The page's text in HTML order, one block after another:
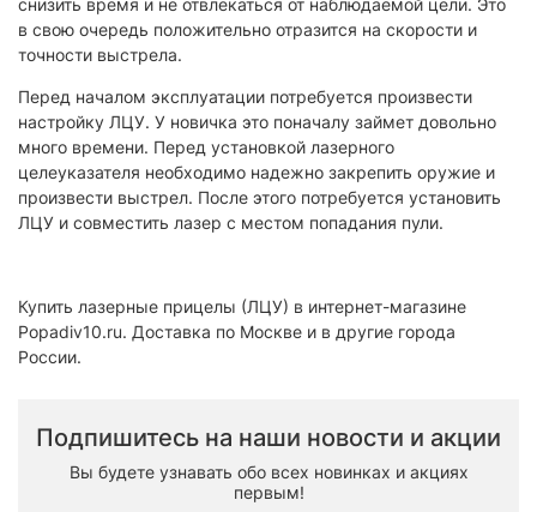
в свою очередь положительно отразится на скорости и
точности выстрела.
Перед началом эксплуатации потребуется произвести
настройку ЛЦУ. У новичка это поначалу займет довольно
много времени. Перед установкой лазерного
целеуказателя необходимо надежно закрепить оружие и
произвести выстрел. После этого потребуется установить
ЛЦУ и совместить лазер с местом попадания пули.
Купить лазерные прицелы (ЛЦУ) в интернет-магазине
Popadiv10.ru. Доставка по Москве и в другие города
России.
Подпишитесь на наши новости и акции
Вы будете узнавать обо всех новинках и акциях
первым!